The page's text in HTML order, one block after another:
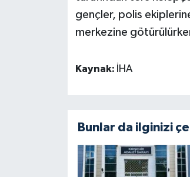
gençler, polis
merkezine
Kaynak: İHA
Bunlar da ilginizi